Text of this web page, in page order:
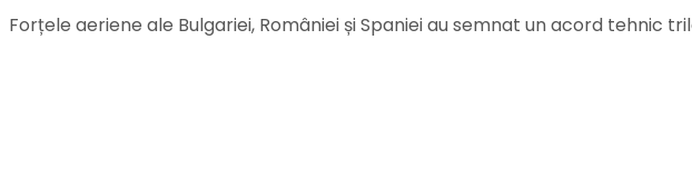
Forțele aeriene ale Bulgariei, României și Spaniei au semnat un acord tehnic